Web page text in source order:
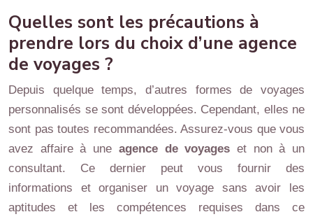
Quelles sont les précautions à
prendre lors du choix d’une agence
de voyages ?
Depuis quelque temps, d’autres formes de voyages
personnalisés se sont développées. Cependant, elles ne
sont pas toutes recommandées. Assurez-vous que vous
avez affaire à une agence de voyages et non à un
consultant. Ce dernier peut vous fournir des
informations et organiser un voyage sans avoir les
aptitudes et les compétences requises dans ce